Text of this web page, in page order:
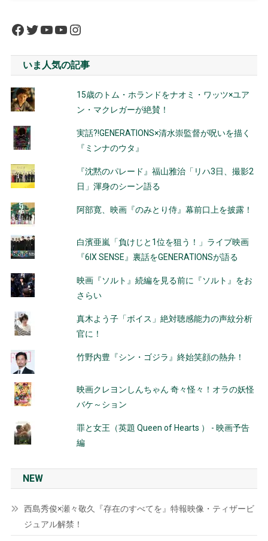
Facebook
Twitter
YouTube
YouTube
Instagram
いま人気の記事
15歳のトム・ホランドをナオミ・ワッツ×ユア
ン・マクレガーが絶賛！
実話?!GENERATIONS×清水崇監督が呪いを描く
『ミンナのウタ』
『沈黙のパレード』福山雅治「リハ3日、撮影2
日」渾身のシーン語る
阿部寛、映画『のみとり侍』幕前口上を披露！
白濱亜嵐「負けじと1位を狙う！」ライブ映画
『6IX SENSE』裏話をGENERATIONSが語る
映画『ソルト』続編を見る前に『ソルト』をお
さらい
真木よう子「ボイス」絶対聴感能力の声紋分析
官に！
竹野内豊『シン・ゴジラ』終始笑顔の熱弁！
映画クレヨンしんちゃん 奇々怪々！オラの妖怪
バケ～ション
罪と女王（英題 Queen of Hearts ） - 映画予告
編
NEW
西島秀俊×瀬々敬久『存在のすべてを』特報映像・ティザービ
ジュアル解禁！